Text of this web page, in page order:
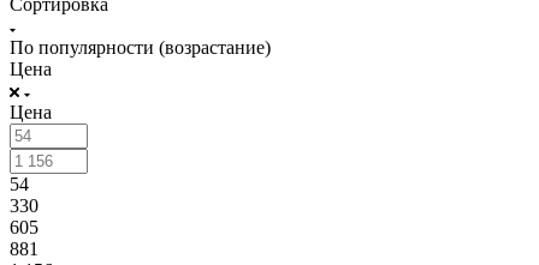
По популярности (возрастание)
Цена
Цена
54
330
605
881